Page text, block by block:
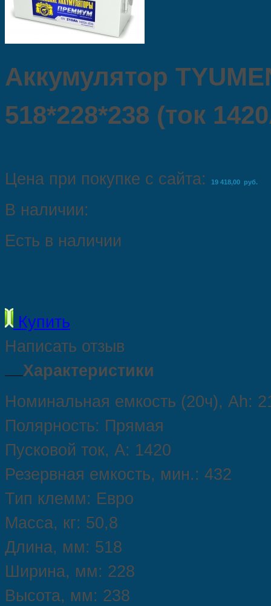
Аккумулятор
518*228*238 (ток
Цена при покупке с сайта: 19 418,00 руб.
В наличии:
Есть в наличии
Купить
Написать отзыв
Характеристики
Номинальная емкость (20ч), Ah:
Полярность: Прямая
Пусковой ток, А: 1420
Резервная емкость, мин.: 432
Тип клемм: Евро
Масса, кг: 50,8
Длина, мм: 518
Ширина, мм: 228
Высота, мм: 238